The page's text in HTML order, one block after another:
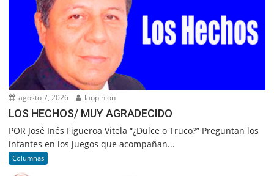
agosto 7, 2026 laopinion
LOS HECHOS/ MUY AGRADECIDO
POR José Inés Figueroa Vitela “¿Dulce o Truco?” Preguntan los
infantes en los juegos que acompañan...
Columnas